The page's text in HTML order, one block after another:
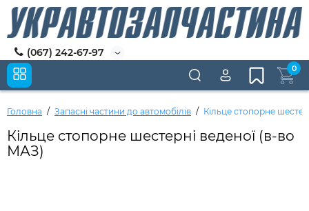
(067) 242-67-97
0
Головна Запасні частини до автомобілів Кільце стопорне
Кільце стопорне шестерні веденої (в-во
МАЗ)